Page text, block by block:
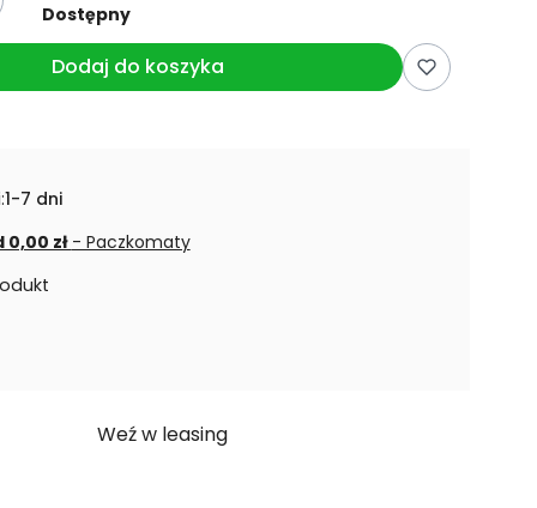
Dostępny
Dodaj do koszyka
1-7 dni
0,00 zł- Paczkomaty
Weź w leasing